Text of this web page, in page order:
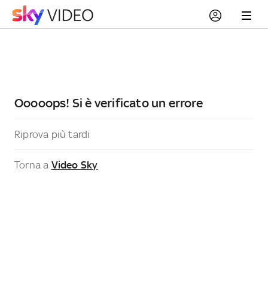
Ooooops! Si è verificato un errore
Riprova più tardi
Torna a Video Sky